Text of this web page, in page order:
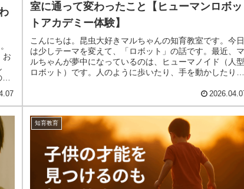
お
室に通って変わったこと【ヒューマンロボッ
トアカデミー体験】
こんにちは。昆虫大好きマルちゃんの知育教室です。今日
は少しテーマを変えて、「ロボット」の話です。最近、マ
ルちゃんが夢中になっているのは、ヒューマノイド（人型
ロボット）です。人のように歩いたり、手を動かしたりす
知育教育